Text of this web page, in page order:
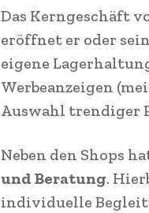
Das Kerngeschäft
eröffnet er oder
eigene
Werbeanzeigen
Auswahl trendiger
Neben den Shops
und Beratung.
individuelle